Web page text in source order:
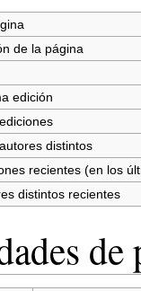
de la página
edición
distintos
recientes (en los
distintos recientes
de